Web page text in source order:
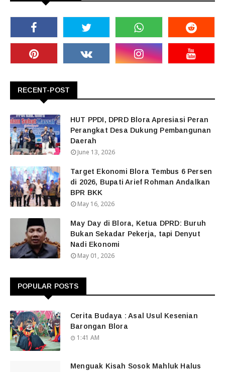
RECENT-POST
HUT PPDI, DPRD Blora Apresiasi Peran
Perangkat Desa Dukung Pembangunan
Daerah
June 13, 2026
Target Ekonomi Blora Tembus 6 Persen
di 2026, Bupati Arief Rohman Andalkan
BPR BKK
May 16, 2026
May Day di Blora, Ketua DPRD: Buruh
Bukan Sekadar Pekerja, tapi Denyut
Nadi Ekonomi
May 01, 2026
POPULAR POSTS
Cerita Budaya : Asal Usul Kesenian
Barongan Blora
1:41 AM
Menguak Kisah Sosok Mahluk Halus